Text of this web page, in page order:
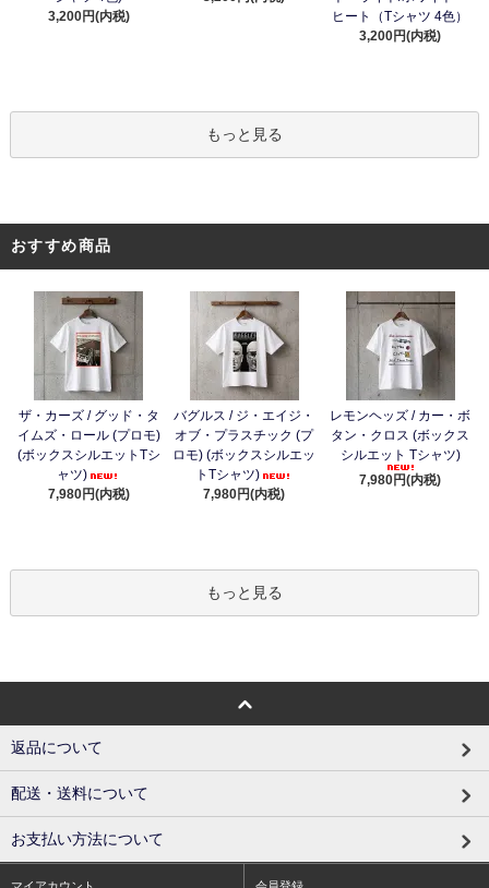
3,200円(内税)
ヒート（Tシャツ 4色）
3,200円(内税)
もっと見る
おすすめ商品
ザ・カーズ / グッド・タ
イムズ・ロール (プロモ)
(ボックスシルエットTシ
ャツ)
7,980円(内税)
バグルス / ジ・エイジ・
オブ・プラスチック (プ
ロモ) (ボックスシルエッ
トTシャツ)
7,980円(内税)
レモンヘッズ / カー・ボ
タン・クロス (ボックス
シルエット Tシャツ)
7,980円(内税)
もっと見る
返品について
配送・送料について
お支払い方法について